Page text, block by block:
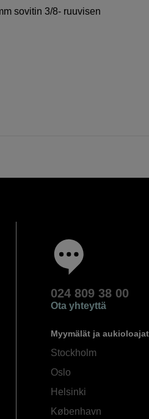
sovitin 3/8- ruuvisen
024 809 38 00
Ota yhteyttä
Myymälät ja aukioloajat
Stockholm
Oslo
Helsinki
København